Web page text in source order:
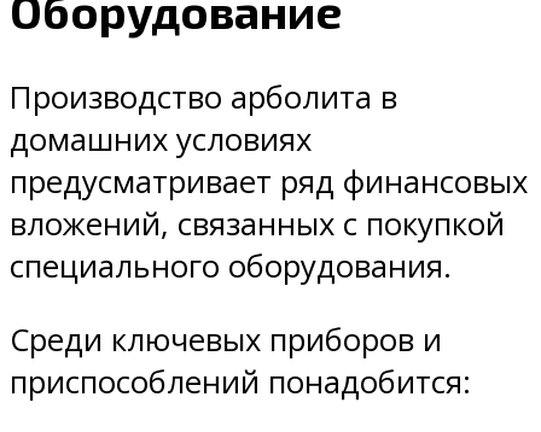
Производство арболита в
домашних условиях
предусматривает ряд финансовых
вложений, связанных с покупкой
специального оборудования.
Среди ключевых приборов и
приспособлений понадобится: